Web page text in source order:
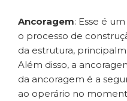
Ancoragem: Esse é
o processo de
da estrutura,
Além disso, a
da ancoragem é a
ao operário no